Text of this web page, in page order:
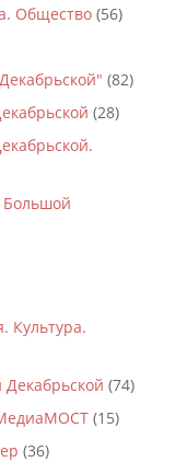
Общество(56)
(82)
(28)
Большой
Культура.
(74)
(15)
(36)